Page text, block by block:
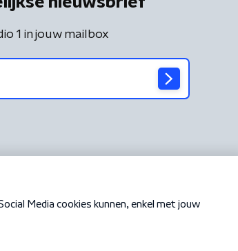
1 in jouw mailbox